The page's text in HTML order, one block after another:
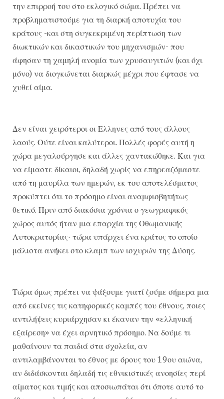
την επιρροή του στο εκλογικό σώμα. Πρέπει να
προβληματιστούμε για τη διαρκή αποτυχία του
κράτους -και στη συγκεκριμένη περίπτωση των
διωκτικών και δικαστικών του μηχανισμών- που
άφησαν τη χαμηλή ανομία των χρυσαυγιτών (και όχι
μόνο) να διογκώνεται διαρκώς μέχρι που έφτασε να
χυθεί αίμα.
Δεν είναι χειρότεροι οι Ελληνες από τους άλλους
λαούς. Ούτε είναι καλύτεροι. Πολλές φορές αυτή η
χώρα μεγαλούργησε και άλλες χαντακώθηκε. Και για
να είμαστε δίκαιοι, δηλαδή χωρίς να επηρεαζόμαστε
από τη μαυρίλα των ημερών, εκ του αποτελέσματος
προκύπτει ότι το πρόσημο είναι αναμφισβητήτως
θετικό. Πριν από διακόσια χρόνια ο γεωγραφικός
χώρος αυτός ήταν μια επαρχία της Οθωμανικής
Αυτοκρατορίας· τώρα υπάρχει ένα κράτος το οποίο
μάλιστα ανήκει στο κλαμπ των ισχυρών της Δύσης.
Τώρα όμως πρέπει να ψάξουμε γιατί ζούμε σήμερα μια
από εκείνες τις κατηφορικές καμπές του έθνους, ποιες
αντιλήψεις κυριάρχησαν κι έκαναν την «ελληνική
εξαίρεση» να έχει αρνητικό πρόσημο. Να δούμε τι
μαθαίνουν τα παιδιά στα σχολεία, αν
αντιλαμβάνονται το έθνος με όρους του 19ου αιώνα,
αν διδάσκονται δηλαδή τις εθνικιστικές ανοησίες περί
αίματος και τιμής και αποσιωπάται ότι όποτε αυτό το